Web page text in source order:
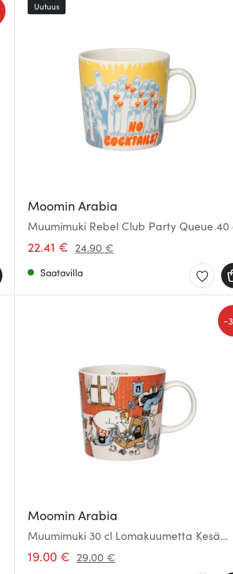
Moomin Arabia
Muumimuki Rebel Club Party Queue 40
22.41 € 24.90 €
Uutuus
Saatavilla
Moomin Arabia
Muumimuki 30 cl Lomakuumetta Kesä
2026
19.00 € 29.00 €
-